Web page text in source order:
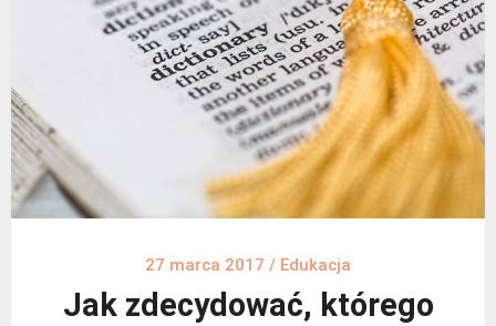
27 marca 2017 / Edukacja
Jak zdecydować, którego